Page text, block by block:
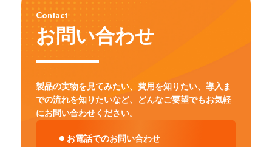
Contact
お問い合わせ
製品の実物を見てみたい、費用を知りたい、導入ま
での流れを知りたいなど、
どんなご要望でもお気軽
にお問い合わせください。
お電話でのお問い合わせ